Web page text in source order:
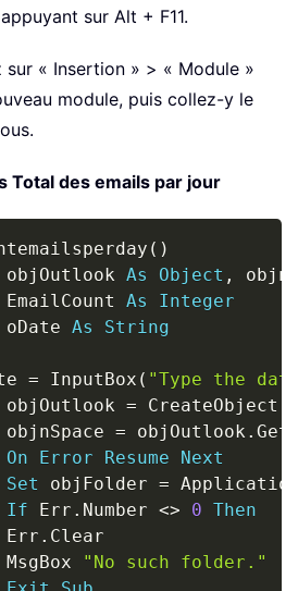
sur Alt + F11.
sur « Insertion » > « Module »
module, puis collez-y le
Total des emails par jour
( )
objOutlook As Object ,
EmailCount As
Integer
oDate As String
= InputBox ( "Type the
objOutlook = CreateObject
objnSpace = objOutlook .
On
Error Resume
Next
Set objFolder =
If Err . Number <> 0 Then
Err
. Clear
MsgBox
"No such folder."